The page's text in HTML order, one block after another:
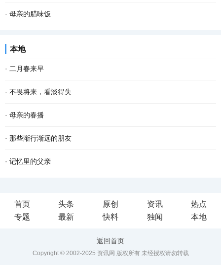
一部分人。 成年人的 友情 ，从来都是只筛选不...
情不冷，人远心不远。 忙而不忘的，是交情；不离不弃的，是交心。
经轮声声，袅袅绕绕，飘过午后慵懒的时光，洒落人间的音符轻轻敲
· 母亲的腊味饭
本地
· 二月春来早
二月的大地，已过立春节气，这就是春天了。 只是春风料峭，倒春寒
还在做最后的挣扎，企图在人间制造出最后的一点风浪，但是大地的
深处已被喊醒，春天的温暖势不可挡，无论是天...
· 不畏将来，看淡得失
到了一定年龄，回望过去，有很多美好的回忆，仿佛还鲜活如昨，历
历在目。然而故事却再也无法重演了。 物是人非事事休，唯有剩
下“人面不知何处去，桃花依旧笑春风”的无奈感伤...
· 母亲的春播
春云卷卷，阳光熙和，大好春光正适春播。记忆中的母亲春天把番薯
苗种下去，秋风一吹，榔头大的番薯就从地里刨出来，我家的篱笆小
· 那些渐行渐远的朋友
我的同事何燕和李晨，多年来一直性情相投，不仅是好同事，更是好
区，被我们称为一对“形影不离的姐妹花”。 可是...
· 记忆里的父亲
候，一位14岁入伍，革命一生，获得过20多枚军功章的老兵的名字频
首页 头条 原创 资讯
热点
专题
最新 快料 独闻 本地
返回首页
Copyright © 2002-2025 资讯网 版权所有 未经授权请勿转载